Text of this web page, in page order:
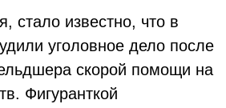
стало известно, что в
уголовное дело после
скорой помощи на
Фигуранткой